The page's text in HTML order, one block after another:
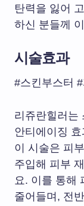
탄력을 잃어
하신 분들께
시술효과
#스킨부스터
리쥬란힐러는
안티에이징
이 시술은 피
주입해 피부
요. 이를 통해
줄어들며, 전